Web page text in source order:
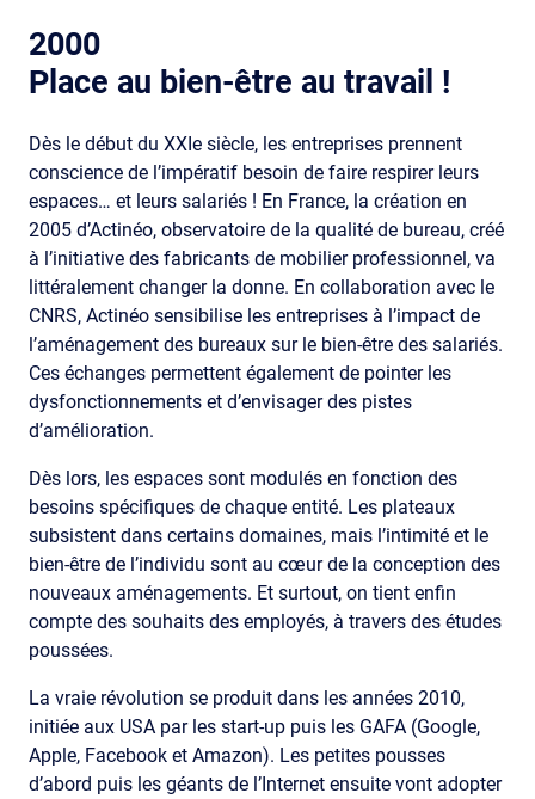
2000
Place au bien-être au travail !
Dès le début du XXIe siècle, les entreprises prennent
conscience de l’impératif besoin de faire respirer leurs
espaces… et leurs salariés ! En France, la création en
2005 d’Actinéo, observatoire de la qualité de bureau, créé
à l’initiative des fabricants de mobilier professionnel, va
littéralement changer la donne. En collaboration avec le
CNRS, Actinéo sensibilise les entreprises à l’impact de
l’aménagement des bureaux sur le bien-être des salariés.
Ces échanges permettent également de pointer les
dysfonctionnements et d’envisager des pistes
d’amélioration.
Dès lors, les espaces sont modulés en fonction des
besoins spécifiques de chaque entité. Les plateaux
subsistent dans certains domaines, mais l’intimité et le
bien-être de l’individu sont au cœur de la conception des
nouveaux aménagements. Et surtout, on tient enfin
compte des souhaits des employés, à travers des études
poussées.
La vraie révolution se produit dans les années 2010,
initiée aux USA par les start-up puis les GAFA (Google,
Apple, Facebook et Amazon). Les petites pousses
d’abord puis les géants de l’Internet ensuite vont adopter